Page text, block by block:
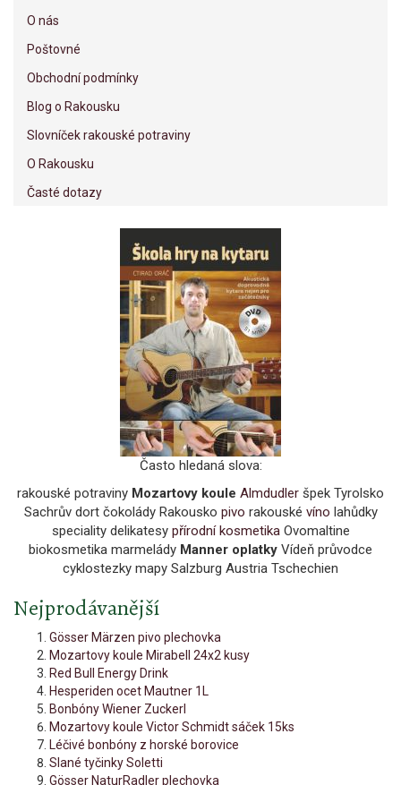
O nás
Poštovné
Obchodní podmínky
Blog o Rakousku
Slovníček rakouské potraviny
O Rakousku
Časté dotazy
Často hledaná slova:
rakouské potraviny Mozartovy koule Almdudler špek Tyrolsko
Sachrův dort čokolády Rakousko pivo rakouské víno lahůdky
speciality delikatesy přírodní kosmetikaOvomaltine
biokosmetika marmelády Manner oplatky Vídeň průvodce
cyklostezky mapy Salzburg Austria Tschechien
Nejprodávanější
Gösser Märzen pivo plechovka
Mozartovy koule Mirabell 24x2 kusy
Red Bull Energy Drink
Hesperiden ocet Mautner 1L
Bonbóny Wiener Zuckerl
Mozartovy koule Victor Schmidt sáček 15ks
Léčivé bonbóny z horské borovice
Slané tyčinky Soletti
Gösser NaturRadler plechovka